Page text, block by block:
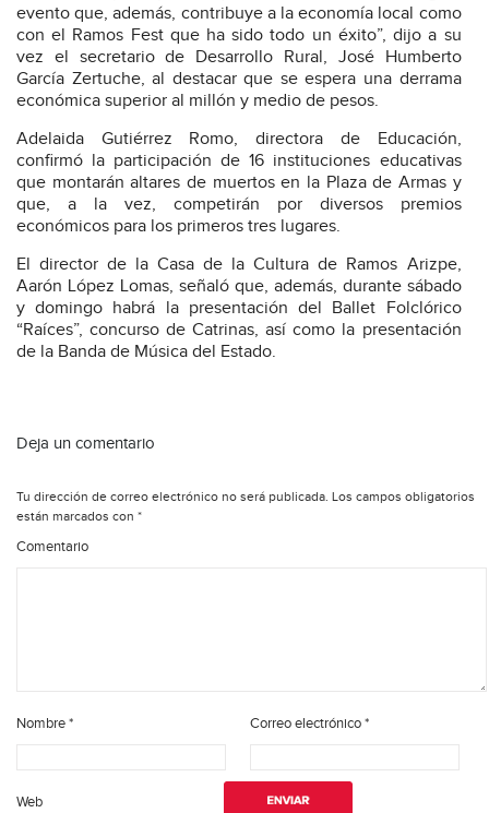
evento que, además, contribuye a la economía local como
con el Ramos Fest que ha sido todo un éxito”, dijo a su
vez el secretario de Desarrollo Rural, José Humberto
García Zertuche, al destacar que se espera una derrama
económica superior al millón y medio de pesos.
Adelaida Gutiérrez Romo, directora de Educación,
confirmó la participación de 16 instituciones educativas
que montarán altares de muertos en la Plaza de Armas y
que, a la vez, competirán por diversos premios
económicos para los primeros tres lugares.
El director de la Casa de la Cultura de Ramos Arizpe,
Aarón López Lomas, señaló que, además, durante sábado
y domingo habrá la presentación del Ballet Folclórico
“Raíces”, concurso de Catrinas, así como la presentación
de la Banda de Música del Estado.
Deja un comentario
Tu dirección de correo electrónico no será publicada. Los campos obligatorios
están marcados con *
Comentario
Nombre* Correo electrónico*
Web